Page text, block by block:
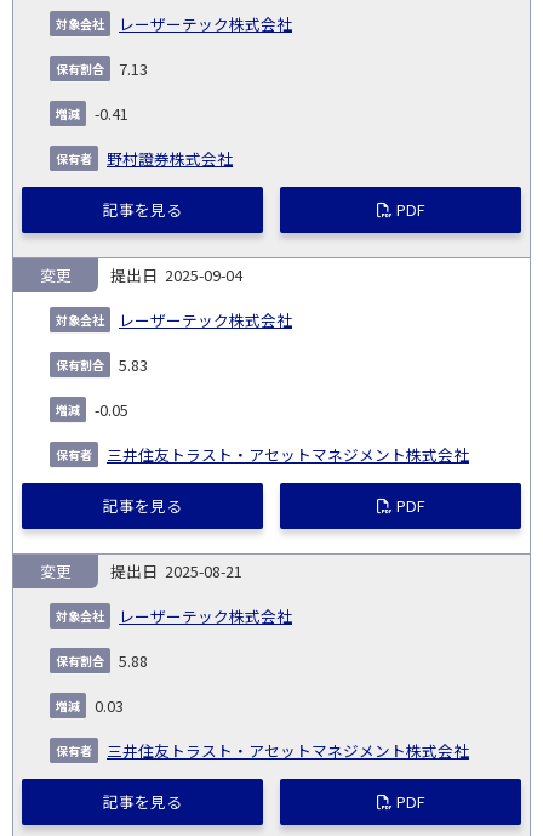
レーザーテック株式会社
7.13
-0.41
野村證券株式会社
記事を見る PDF
2025-09-04
レーザーテック株式会社
変更
5.83
-0.05
三井住友トラスト・アセットマネジメント株式会社
記事を見る PDF
2025-08-21
レーザーテック株式会社
変更
5.88
0.03
三井住友トラスト・アセットマネジメント株式会社
記事を見る PDF